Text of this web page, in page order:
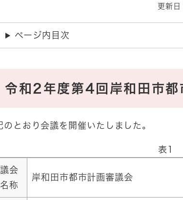
画
地域コミュニティ・ボラン
更新
ページ内目次
令和2年度第4回岸和田市都
のとおり会議を開催いたしました。
表1
会
称
岸和田市都市計画審議会